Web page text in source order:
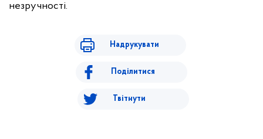
незручності.
Надрукувати
Поділитися
Твітнути